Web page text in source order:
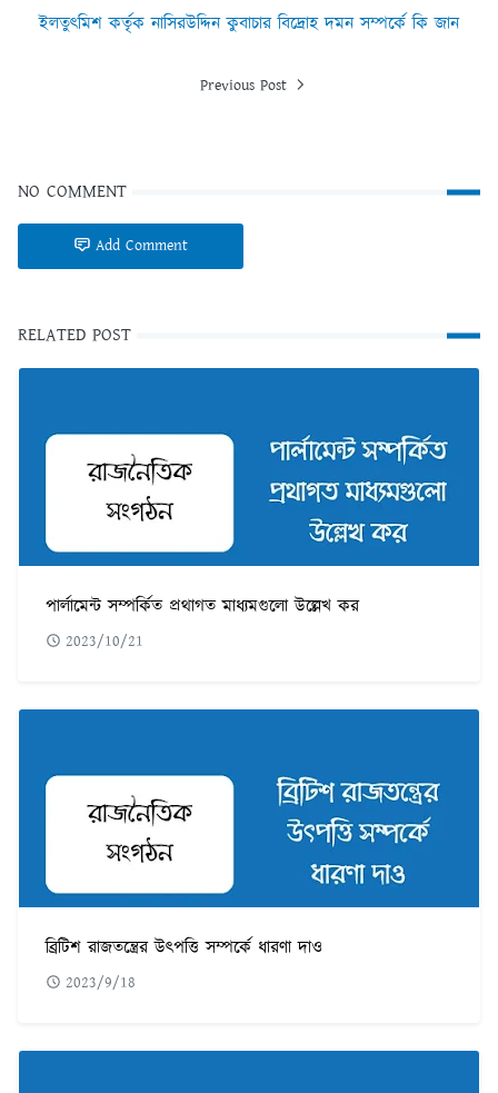
ইলতুৎমিশ কর্তৃক নাসিরউদ্দিন কুবাচার বিদ্রোহ দমন সম্পর্কে কি জান
Previous Post
NO COMMENT
Add Comment
RELATED POST
পার্লামেন্ট সম্পর্কিত প্রথাগত মাধ্যমগুলো উল্লেখ কর
2023/10/21
ব্রিটিশ রাজতন্ত্রের উৎপত্তি সম্পর্কে ধারণা দাও
2023/9/18